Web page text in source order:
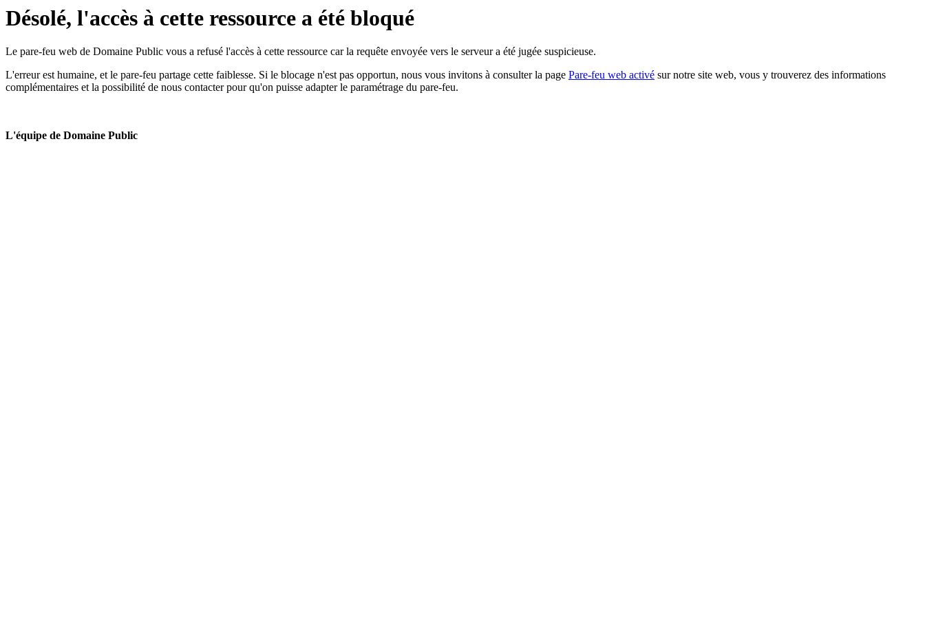
Désolé, l'accès à cette ressource a été bloqué
Le pare-feu web de Domaine Public vous a refusé l'accès à cette ressource car la requête envoyée vers le serveur a été jugée suspicieuse.
L'erreur est humaine, et le pare-feu partage cette faiblesse. Si le blocage n'est pas opportun, nous vous invitons à consulter la page Pare-feu web activé sur notre site web, vous y trouverez des informations
complémentaires et la possibilité de nous contacter pour qu'on puisse adapter le paramétrage du pare-feu.
L'équipe de Domaine Public